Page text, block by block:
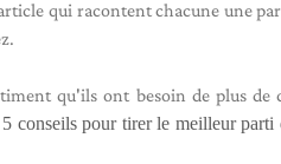
qui racontent chacune une
qu'ils ont besoin de plus de
5 conseils pour tirer le meilleur parti